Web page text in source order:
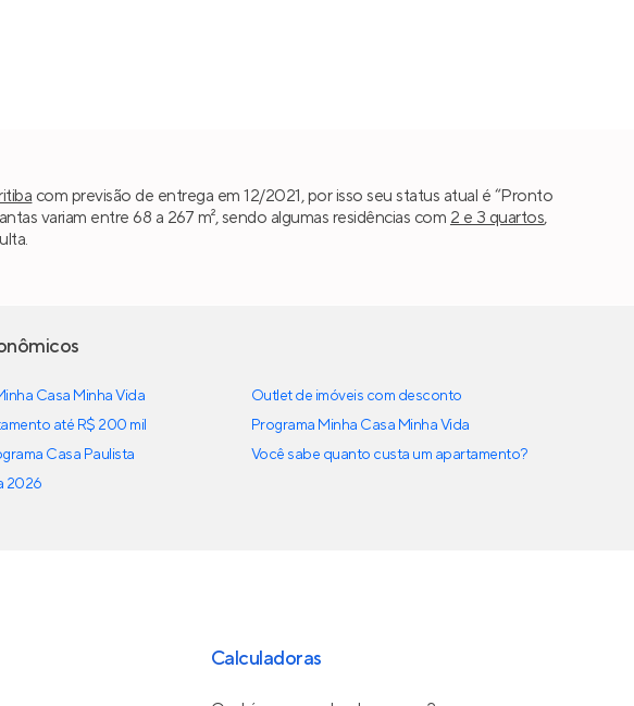
com previsão de entrega em 12/2021, por isso seu status atual é “Pronto
variam entre 68 a 267 m², sendo algumas residências com 2 e 3 quartos,
Casa Minha Vida
até R$ 200 mil
Casa Paulista
2026
Outlet de imóveis com desconto
Programa Minha Casa Minha Vida
Você sabe quanto custa um apartamento?
Calculadoras